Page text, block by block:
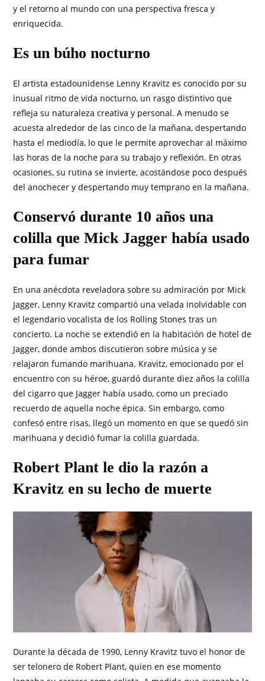
y el retorno al mundo con una perspectiva fresca y
enriquecida.
Es un búho nocturno
El artista estadounidense Lenny Kravitz es conocido por su
inusual ritmo de vida nocturno, un rasgo distintivo que
refleja su naturaleza creativa y personal. A menudo se
acuesta alrededor de las cinco de la mañana, despertando
hasta el mediodía, lo que le permite aprovechar al máximo
las horas de la noche para su trabajo y reflexión. En otras
ocasiones, su rutina se invierte, acostándose poco después
del anochecer y despertando muy temprano en la mañana.
Conservó durante 10 años una
colilla que Mick Jagger había usado
para fumar
En una anécdota reveladora sobre su admiración por Mick
Jagger, Lenny Kravitz compartió una velada inolvidable con
el legendario vocalista de los Rolling Stones tras un
concierto. La noche se extendió en la habitación de hotel de
Jagger, donde ambos discutieron sobre música y se
relajaron fumando marihuana. Kravitz, emocionado por el
encuentro con su héroe, guardó durante diez años la colilla
del cigarro que Jagger había usado, como un preciado
recuerdo de aquella noche épica. Sin embargo, como
confesó entre risas, llegó un momento en que se quedó sin
marihuana y decidió fumar la colilla guardada.
Robert Plant le dio la razón a
Kravitz en su lecho de muerte
Durante la década de 1990, Lenny Kravitz tuvo el honor de
ser telonero de Robert Plant, quien en ese momento